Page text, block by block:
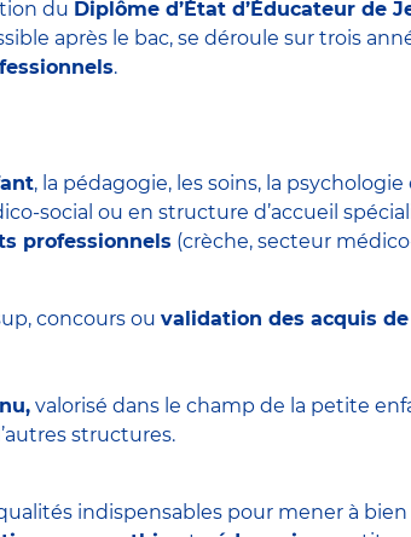
du Diplôme d’État d’Éducateur de
après le bac, se déroule sur trois
.
, la pédagogie, les soins, la
social ou en structure d’accueil
professionnels (crèche, secteur
concours ou validation des acquis de
valorisé dans le champ de la petite
structures.
indispensables pour mener à bien